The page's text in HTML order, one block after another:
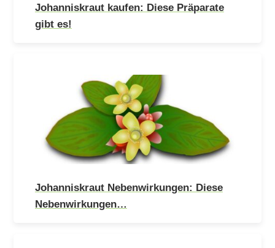
Johanniskraut kaufen: Diese Präparate
gibt es!
Johanniskraut Nebenwirkungen: Diese
Nebenwirkungen…